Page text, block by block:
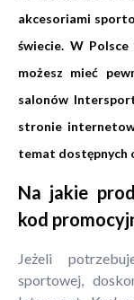
akcesoriami
świecie. W
możesz mieć
salonów
stronie
temat dostępnych
Na jakie
kod
Jeżeli
sportowej,